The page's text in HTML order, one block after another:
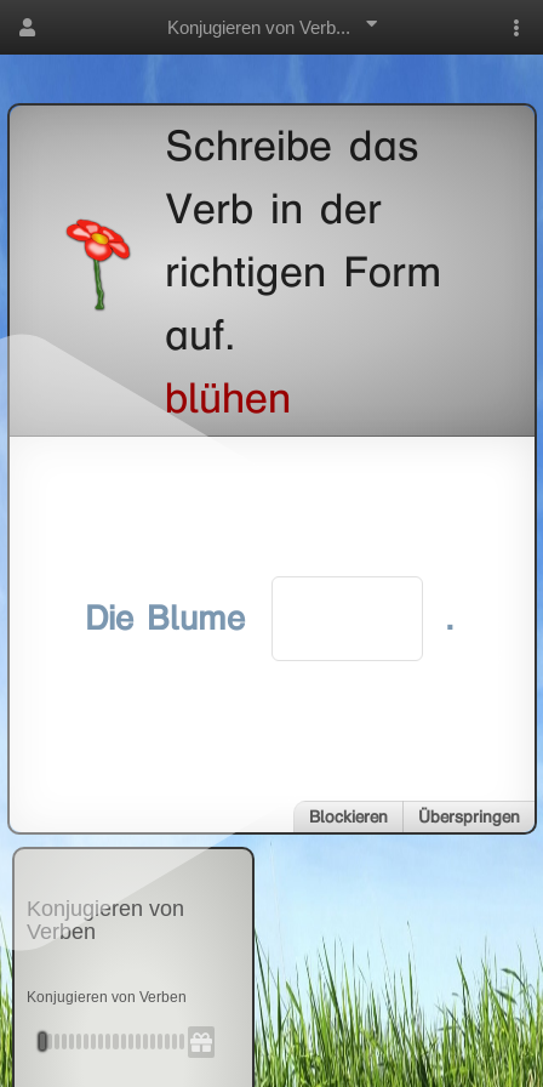
Konjugieren von Verb...
Schreibe das
Verb in der
richtigen Form
auf.
blühen
Die Blume .
Blockieren Überspringen
Konjugieren von
Verben
Konjugieren von Verben